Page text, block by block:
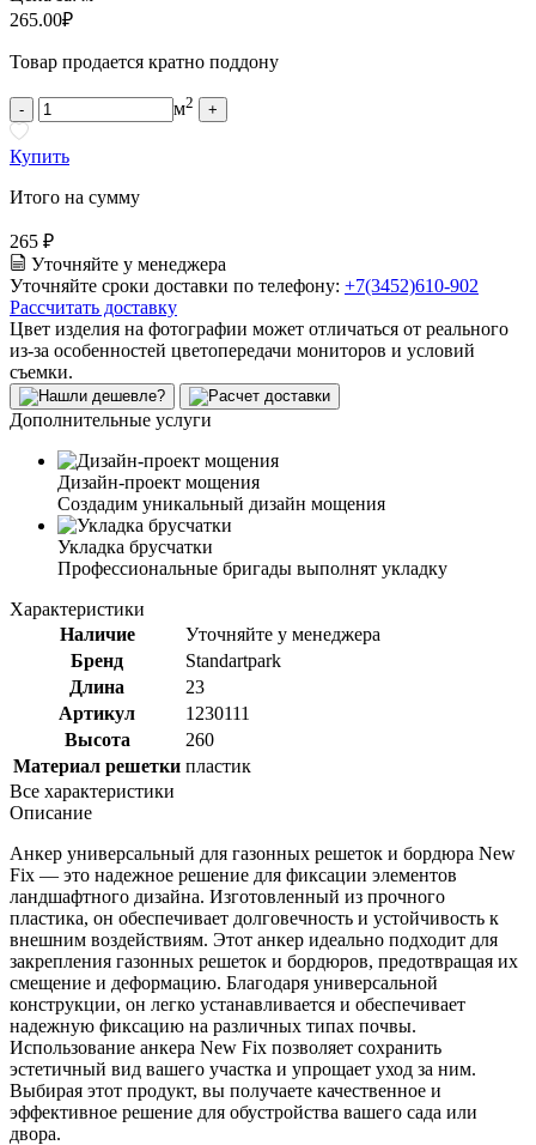
265.00₽
Товар продается кратно поддону
- м2 +
Купить
Итого на сумму
265 ₽
Уточняйте у менеджера
Уточняйте сроки доставки по телефону: +7(3452)610-902
Рассчитать доставку
Цвет изделия на фотографии может отличаться от реального
из-за особенностей цветопередачи мониторов и условий
съемки.
Дополнительные услуги
Дизайн-проект мощения
Создадим уникальный дизайн мощения
Укладка брусчатки
Профессиональные бригады выполнят укладку
Характеристики
Наличие
Уточняйте у менеджера
Бренд
Standartpark
Длина
23
Артикул
1230111
Высота
260
Материал решетки пластик
Все характеристики
Описание
Анкер универсальный для газонных решеток и бордюра New
Fix — это надежное решение для фиксации элементов
ландшафтного дизайна. Изготовленный из прочного
пластика, он обеспечивает долговечность и устойчивость к
внешним воздействиям. Этот анкер идеально подходит для
закрепления газонных решеток и бордюров, предотвращая их
смещение и деформацию. Благодаря универсальной
конструкции, он легко устанавливается и обеспечивает
надежную фиксацию на различных типах почвы.
Использование анкера New Fix позволяет сохранить
эстетичный вид вашего участка и упрощает уход за ним.
Выбирая этот продукт, вы получаете качественное и
эффективное решение для обустройства вашего сада или
двора.